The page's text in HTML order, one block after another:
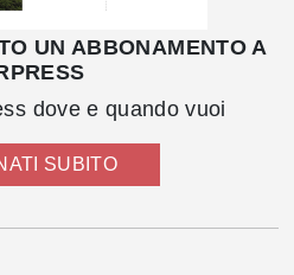
UN ABBONAMENTO A
dove e quando vuoi
SUBITO